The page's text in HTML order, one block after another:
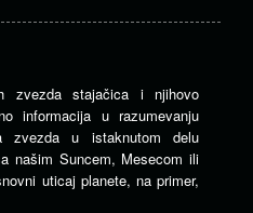
zvezda stajačica i njihovo
informacija u razumevanju
zvezda u istaknutom delu
našim Suncem, Mesecom ili
uticaj planete, na primer,